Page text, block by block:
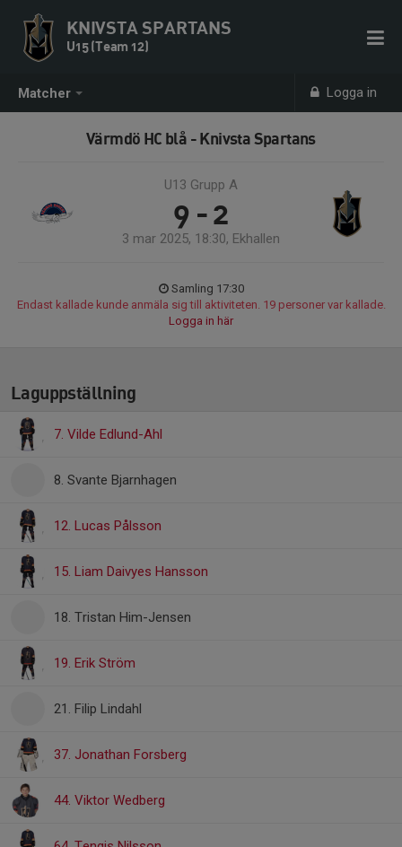
Matcher Logga in
KNIVSTA SPARTANS
U15 (Team 12)
Värmdö HC blå - Knivsta Spartans
U13 Grupp A
9 - 2
3 mar 2025, 18:30, Ekhallen
Samling 17:30
Endast kallade kunde anmäla sig till aktiviteten. 19 personer var kallade.
Logga in här
Laguppställning
7. Vilde Edlund-Ahl
8. Svante Bjarnhagen
12. Lucas Pålsson
15. Liam Daivyes Hansson
18. Tristan Him-Jensen
19. Erik Ström
21. Filip Lindahl
37. Jonathan Forsberg
44. Viktor Wedberg